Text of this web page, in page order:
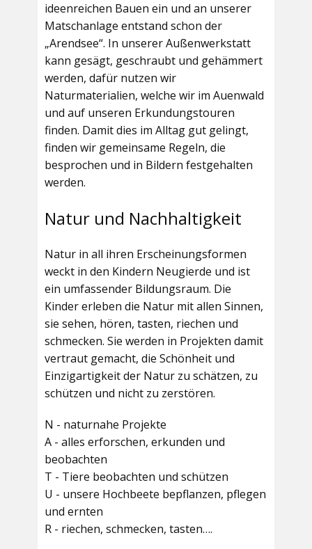
ideenreichen Bauen ein und an unserer
Matschanlage entstand schon der
„Arendsee“. In unserer Außenwerkstatt
kann gesägt, geschraubt und gehämmert
werden, dafür nutzen wir
Naturmaterialien, welche wir im Auenwald
und auf unseren Erkundungstouren
finden. Damit dies im Alltag gut gelingt,
finden wir gemeinsame Regeln, die
besprochen und in Bildern festgehalten
werden.
Natur und Nachhaltigkeit
Natur in all ihren Erscheinungsformen
weckt in den Kindern Neugierde und ist
ein umfassender Bildungsraum. Die
Kinder erleben die Natur mit allen Sinnen,
sie sehen, hören, tasten, riechen und
schmecken. Sie werden in Projekten damit
vertraut gemacht, die Schönheit und
Einzigartigkeit der Natur zu schätzen, zu
schützen und nicht zu zerstören.
N - naturnahe Projekte
A - alles erforschen, erkunden und
beobachten
T - Tiere beobachten und schützen
U - unsere Hochbeete bepflanzen, pflegen
und ernten
R - riechen, schmecken, tasten….